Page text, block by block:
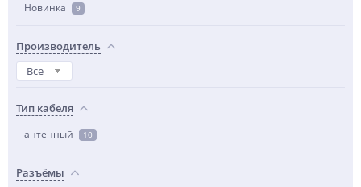
Новинка 9
Производитель
Все
Тип кабеля
антенный 10
Разъёмы